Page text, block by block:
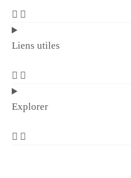
Liens utiles
Explorer